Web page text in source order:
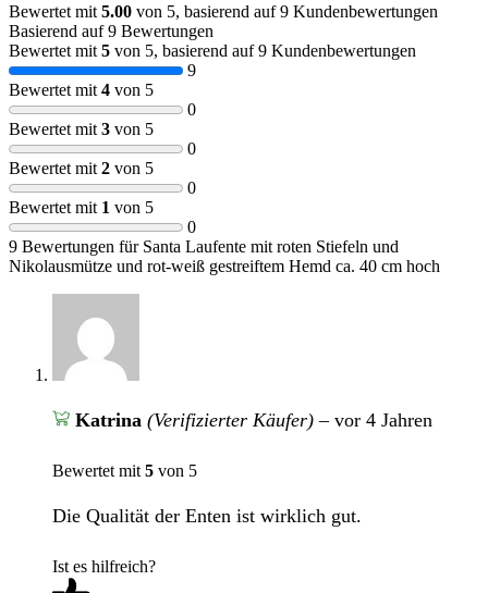
Bewertet mit 5.00 von 5, basierend auf9 Kundenbewertungen
Basierend auf 9 Bewertungen
Bewertet mit 5 von 5, basierend auf9 Kundenbewertungen
9
Bewertet mit 4 von 5
0
Bewertet mit 3 von 5
0
Bewertet mit 2 von 5
0
Bewertet mit 1 von 5
0
9 Bewertungen für Santa Laufente mit roten Stiefeln und
Nikolausmütze und rot-weiß gestreiftem Hemd ca. 40 cm hoch
Katrina (Verifizierter Käufer) – vor 4 Jahren
Bewertet mit 5 von 5
Die Qualität der Enten ist wirklich gut.
Ist es hilfreich?